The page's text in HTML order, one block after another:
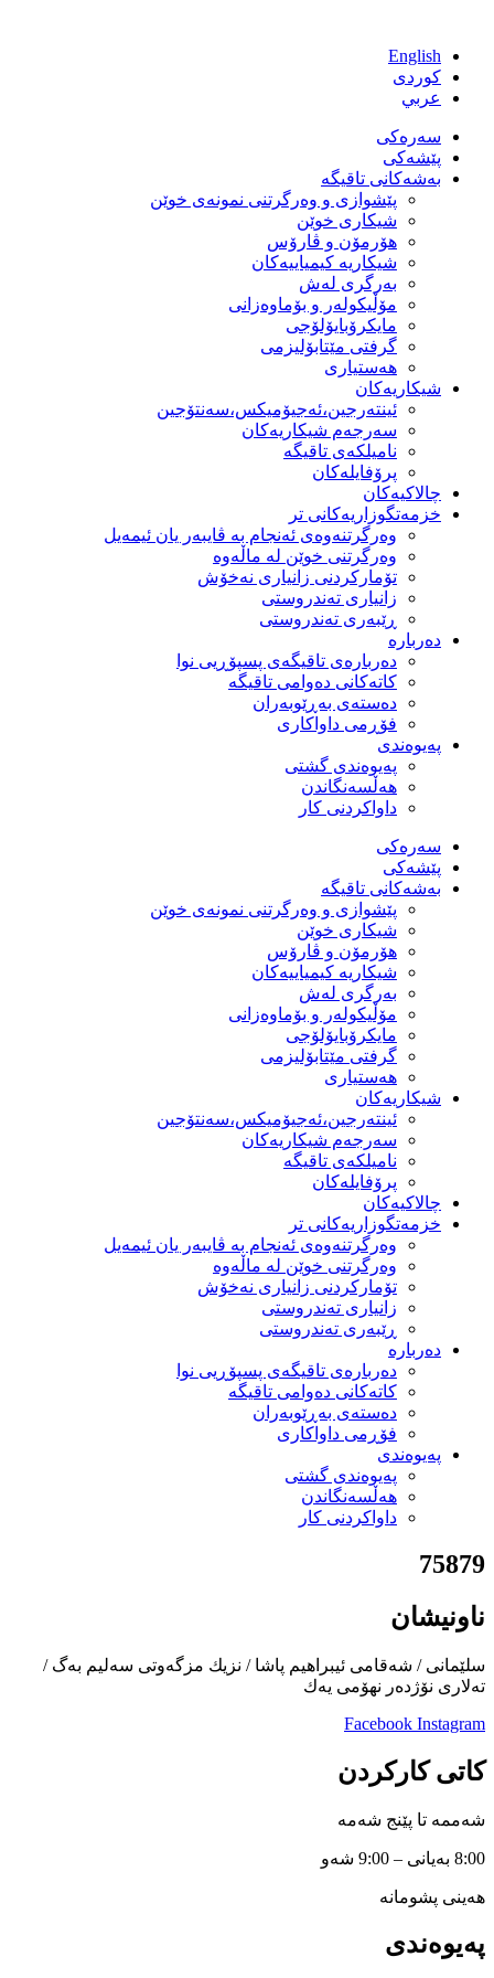
content
English
كوردی
عربي
سەرەکی
پێشەکی
بەشەكانی تاقیگە
پێشوازی و وەرگرتنی نمونەی خوێن
شیكاری خوێن
هۆرمۆن و ڤارۆس
شیكاریە كیمیاییەكان
بەرگری لەش
مۆڵیكولەر و بۆماوەزانی
مایكرۆبایۆلۆجی
گرفتی مێتابۆلیزمی
هەستیاری
شیكاریەكان
ئینتەرجین،ئەجیۆمیکس،سەنتۆجین
سەرجەم شیكاریەكان
نامیلكەی تاقیگە
پرۆفایلەكان
چالاکیەکان
خزمەتگوزاریەكانی تر
وه‌رگرتنه‌وه‌ی ئه‌نجام به‌ ڤایبه‌ر یان ئیمه‌یل
وەرگرتنی خوێن لە ماڵەوە
تۆماركردنی زانیاری نەخۆش
زانیاری تەندروستی
ڕێبەری تەندروستی
دەربارە
دەربارەی تاقیگەی پسپۆڕیی نوا
كاتەكانی دەوامی تاقیگە
دەستەی بەڕێوبەران
فۆڕمی داواكاری
پەیوەندی
پەیوەندی گشتی
هەڵسەنگاندن
داواكردنی كار
سەرەکی
پێشەکی
بەشەكانی تاقیگە
پێشوازی و وەرگرتنی نمونەی خوێن
شیكاری خوێن
هۆرمۆن و ڤارۆس
شیكاریە كیمیاییەكان
بەرگری لەش
مۆڵیكولەر و بۆماوەزانی
مایكرۆبایۆلۆجی
گرفتی مێتابۆلیزمی
هەستیاری
شیكاریەكان
ئینتەرجین،ئەجیۆمیکس،سەنتۆجین
سەرجەم شیكاریەكان
نامیلكەی تاقیگە
پرۆفایلەكان
چالاکیەکان
خزمەتگوزاریەكانی تر
وه‌رگرتنه‌وه‌ی ئه‌نجام به‌ ڤایبه‌ر یان ئیمه‌یل
وەرگرتنی خوێن لە ماڵەوە
تۆماركردنی زانیاری نەخۆش
زانیاری تەندروستی
ڕێبەری تەندروستی
دەربارە
دەربارەی تاقیگەی پسپۆڕیی نوا
كاتەكانی دەوامی تاقیگە
دەستەی بەڕێوبەران
فۆڕمی داواكاری
پەیوەندی
پەیوەندی گشتی
هەڵسەنگاندن
داواكردنی كار
75879
ناونیشان
سلێمانی / شەقامی ئیبراهیم پاشا / نزیك مزگەوتی سەلیم بەگ /
تەلاری نۆژدەر نهۆمی یەك
Facebook Instagram
کاتی کارکردن
شەممە تا پێنج شەمە
8:00 بەیانی – 9:00 شەو
هەینی پشومانە
پەیوەندی